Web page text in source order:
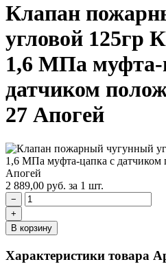
Клапан
угловой 125гр
1,6 МПа муфта-
датчиком
27 Апогей
2 889,00 руб. за 1 шт.
−
+
В корзину
Характеристики товара